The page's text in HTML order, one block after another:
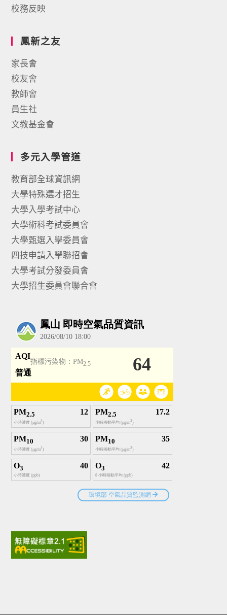
校務反映
鳳新之友
家長會
校友會
教師會
員生社
文教基金會
多元入學管道
教育部全球資訊網
大學特殊選才招生
大學入學考試中心
大學術科考試委員會
大學甄選入學委員會
四技申請入學聯招會
大學考試分發委員會
大學招生委員會聯合會